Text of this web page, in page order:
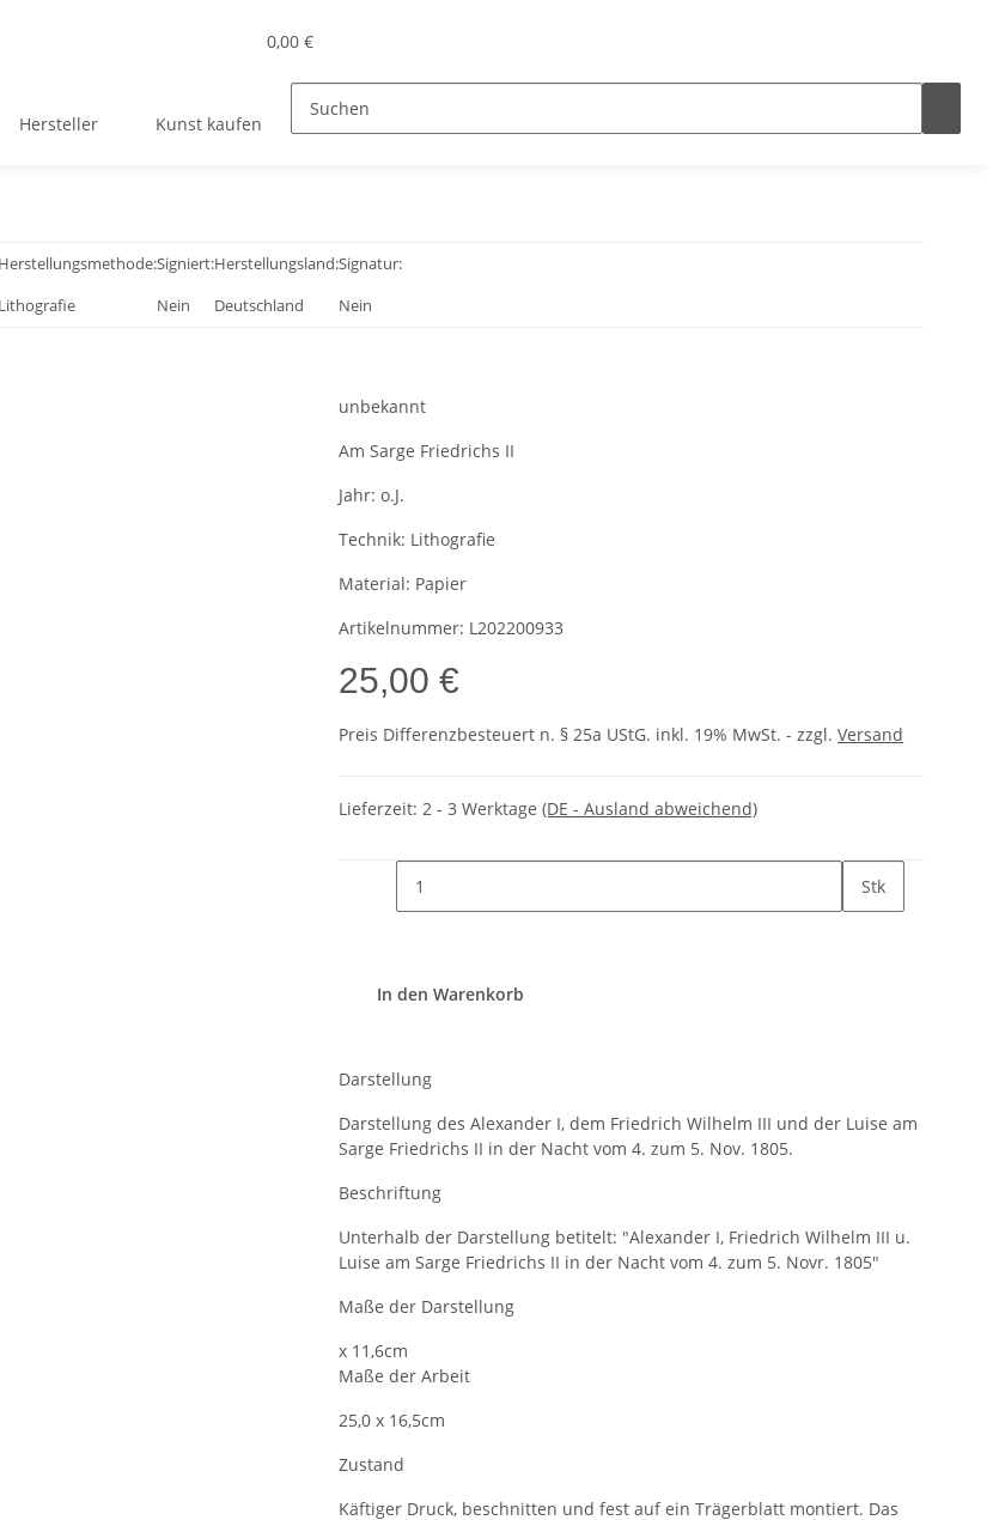
0,00 €
Hersteller Kunst kaufen
Herstellungsmethode:
Lithografie
Signiert:
Nein
Herstellungsland:
Deutschland
Signatur:
Nein
unbekannt
Am Sarge Friedrichs II
Jahr: o.J.
Technik: Lithografie
Material: Papier
Artikelnummer: L202200933
25,00 €
Preis Differenzbesteuert n. § 25a UStG. inkl. 19% MwSt. - zzgl.Versand
Lieferzeit:2 - 3 Werktage(DE - Ausland abweichend)
Stk
In den Warenkorb
Darstellung
Darstellung des Alexander I, dem Friedrich Wilhelm III und der Luise am
Sarge Friedrichs II in der Nacht vom 4. zum 5. Nov. 1805.
Beschriftung
Unterhalb der Darstellung betitelt: "Alexander I, Friedrich Wilhelm III u.
Luise am Sarge Friedrichs II in der Nacht vom 4. zum 5. Novr. 1805"
Maße der Darstellung
x 11,6cm
Maße der Arbeit
25,0 x 16,5cm
Zustand
Käftiger Druck, beschnitten und fest auf ein Trägerblatt montiert. Das